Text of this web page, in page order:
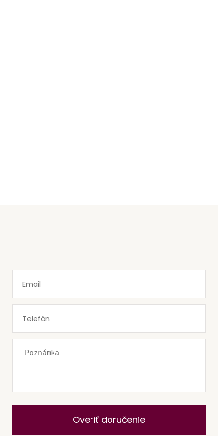
Overiť doručenie